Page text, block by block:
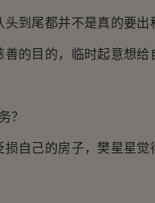
尾都并不是真的要出
的目的，临时起意想给
？
自己的房子，樊星星觉